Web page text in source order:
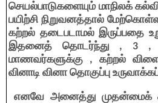
செயல்பாடுகளையும் மாநிலக்
பயிற்சி நிறுவனத்தால்
கற்றல் தடைபடாமல் இருப்பதை
இதனைத் தொடர்ந்து , 3 ,
மாணவர்களுக்கு , கற்றல்
வினாடி வினா தொகுப்பு
எனவே அனைத்து முதன்மைக்